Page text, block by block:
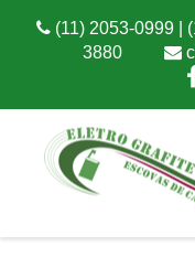
(11) 2053-0999 |
3880